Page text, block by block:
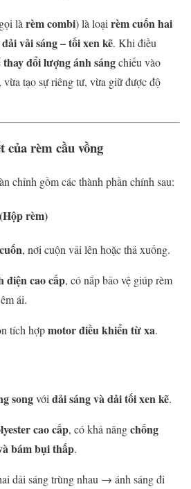
làrèm combi) là loạirèm cuốn hai
vải sáng – tối xen kẽ. Khi điều
thay đổi lượng ánh sángchiếu vào
tạo sự riêng tư, vừa giữ được độ
của rèm cầu vồng
chỉnh gồm các thành phần chính sau:
rèm)
, nơi cuộn vải lên hoặc thả xuống.
điện cao cấp, có nắp bảo vệ giúp rèm
ái.
tích hợpmotor điều khiển từ xa.
songvới dải sáng và dải tối xen kẽ.
cao cấp, có khả năngchống
bám bụi thấp.
dải sáng trùng nhau → ánh sáng đi